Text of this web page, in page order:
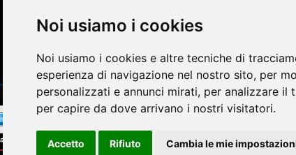
Noi usiamo i cookies
Noi usiamo i cookies e altre tecniche di
esperienza di navigazione nel nostro sito, per
personalizzati e annunci mirati, per analizzare
per capire da dove arrivano i nostri visitatori.
Accetto Rifiuto Cambia le mie